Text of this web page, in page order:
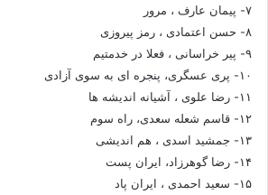
۷- پیمان عارف ، مرور
۸- حسن اعتمادی ، رمز پیروزی
۹- پیر خراسانی ، فعلا در خدمتیم
۱۰- پری عسگری، پنجره ای به سوی آزادی
۱۱- رضا علوی ، آشیانه اندیشه ها
۱۲- قاسم شعله سعدی، راه سوم
۱۳- جمشید اسدی ، هم اندیشی
۱۴- رضا گوهرزاد، ایران پست
۱۵- سعید احمدی ، ایران پاد